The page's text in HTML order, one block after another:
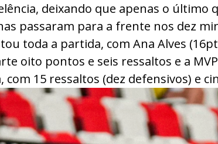
deixando que apenas o último
passaram para a frente nos dez
toda a partida, com Ana Alves
oito pontos e seis ressaltos e a
15 ressaltos (dez defensivos) e